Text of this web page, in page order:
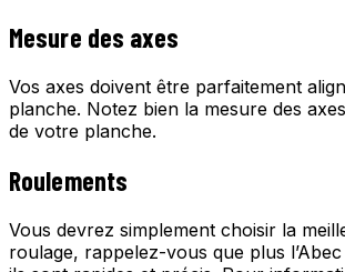
Mesure des axes
Vos axes doivent être parfaitement
planche. Notez bien la mesure des
de votre planche.
Roulements
Vous devrez simplement choisir la
roulage, rappelez-vous que plus